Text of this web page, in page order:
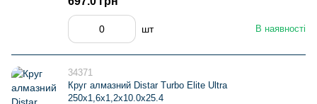
В наявності
шт
34371
Круг алмазний Distar Turbo Elite Ultra
250х1,6х1,2х10.0х25.4